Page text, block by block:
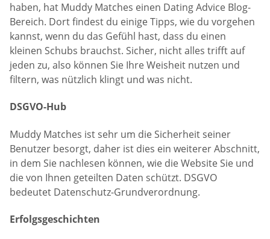
haben, hat Muddy Matches einen Dating Advice Blog-
Bereich. Dort findest du einige Tipps, wie du vorgehen
kannst, wenn du das Gefühl hast, dass du einen
kleinen Schubs brauchst. Sicher, nicht alles trifft auf
jeden zu, also können Sie Ihre Weisheit nutzen und
filtern, was nützlich klingt und was nicht.
DSGVO-Hub
Muddy Matches ist sehr um die Sicherheit seiner
Benutzer besorgt, daher ist dies ein weiterer Abschnitt,
in dem Sie nachlesen können, wie die Website Sie und
die von Ihnen geteilten Daten schützt. DSGVO
bedeutet Datenschutz-Grundverordnung.
Erfolgsgeschichten